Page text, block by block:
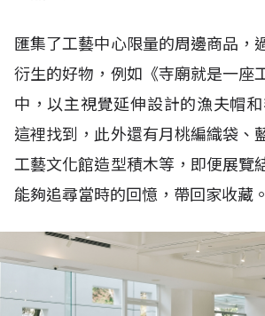
匯集了工藝中心限量的周邊商品，
衍生的好物，例如《寺廟就是一座
中，以主視覺延伸設計的漁夫帽
這裡找到，此外還有月桃編織袋、
工藝文化館造型積木等，即便展覽
能夠追尋當時的回憶，帶回家收藏。